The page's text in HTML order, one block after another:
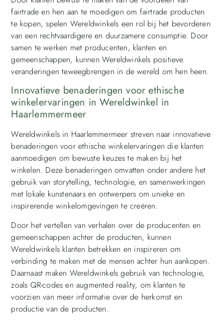
fairtrade en hen aan te moedigen om fairtrade producten
te kopen, spelen Wereldwinkels een rol bij het bevorderen
van een rechtvaardigere en duurzamere consumptie. Door
samen te werken met producenten, klanten en
gemeenschappen, kunnen Wereldwinkels positieve
veranderingen teweegbrengen in de wereld om hen heen.
Innovatieve benaderingen voor ethische
winkelervaringen in Wereldwinkel in
Haarlemmermeer
Wereldwinkels in Haarlemmermeer streven naar innovatieve
benaderingen voor ethische winkelervaringen die klanten
aanmoedigen om bewuste keuzes te maken bij het
winkelen. Deze benaderingen omvatten onder andere het
gebruik van storytelling, technologie, en samenwerkingen
met lokale kunstenaars en ontwerpers om unieke en
inspirerende winkelomgevingen te creëren.
Door het vertellen van verhalen over de producenten en
gemeenschappen achter de producten, kunnen
Wereldwinkels klanten betrekken en inspireren om
verbinding te maken met de mensen achter hun aankopen.
Daarnaast maken Wereldwinkels gebruik van technologie,
zoals QR-codes en augmented reality, om klanten te
voorzien van meer informatie over de herkomst en
productie van de producten.